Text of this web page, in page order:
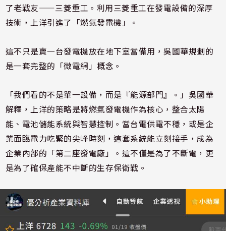
了老戰友——三菱重工。利用三菱重工在發電設備的深厚
技術，上洋引進了「燃氣發電機」。
這不只是賣一台發電機放在地下室當備用，吳國華規劃的
是一套完整的「微電網」概念。
「我們看的不是單一設備，而是『能源部門』。」吳國華
解釋，上洋的策略是將燃氣發電機作為核心，整合太陽
能、電池儲能系統與智慧控制。當台電供電不穩，或是企
業面臨電力吃緊的尖峰時刻，這套系統能立刻接手，成為
企業內部的「第二座發電廠」。這不僅是為了不斷電，更
是為了確保產能不中斷的生存保衛戰。